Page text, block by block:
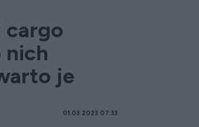
cargo
nich
je
01.03.2023 07:33